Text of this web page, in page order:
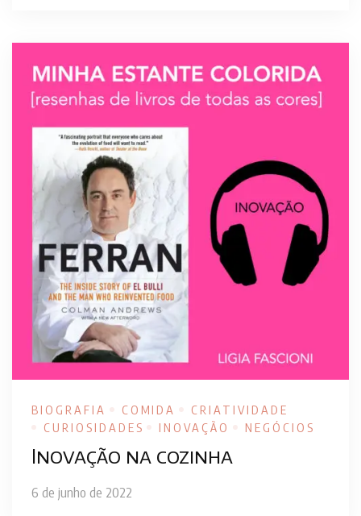
BIOGRAFIA COMIDA
CRIATIVIDADE
CURIOSIDADES
INOVAÇÃO NEGÓCIOS
Inovação na cozinha
6 de junho de 2022